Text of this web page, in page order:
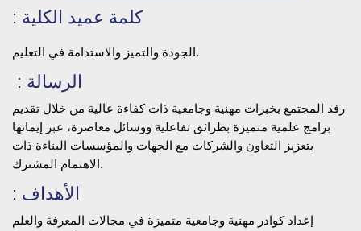
: كلمة عميد الكلية
الجودة والتميز والاستدامة في التعليم.
: الرسالة
رفد المجتمع بخبرات مهنية وجامعية ذات كفاءة عالية من خلال تقديم
برامج علمية متميزة بطرائق تفاعلية ووسائل معاصرة، عبر إيمانها
بتعزيز التعاون والشركات مع الجهات والمؤسسات البناءة ذات
الاهتمام المشترك.
: الأهداف
إعداد كوادر مهنية وجامعية متميزة في مجالات المعرفة والعلم